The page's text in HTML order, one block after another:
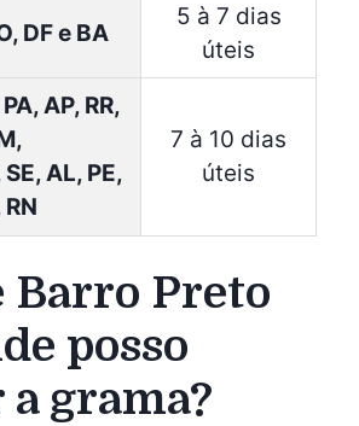
DF e BA
5 à 7 dias
úteis
AP, RR,
SE, AL, PE,
RN
7 à 10 dias
úteis
Barro Preto
posso
grama?